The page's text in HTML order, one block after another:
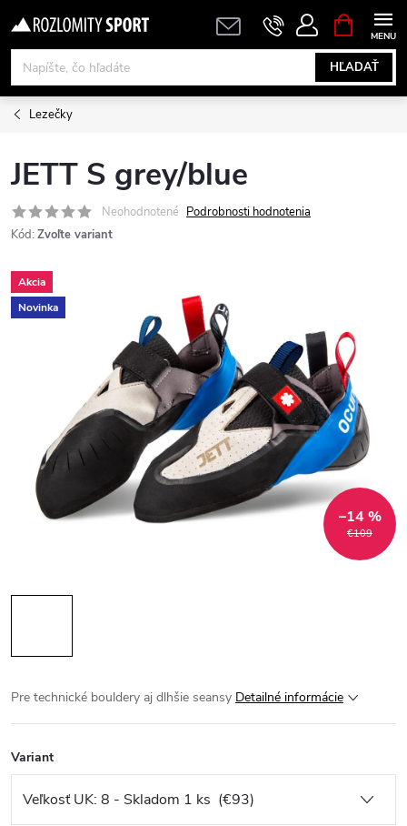
na
obsah
HĽADAŤ
KOŠÍK
Lezečky
JETT S grey/blue
Neohodnotené Podrobnosti hodnotenia
Kód: Zvoľte variant
Akcia
Novinka
€109
–14 %
Pre technické bouldery aj dlhšie seansy Detailné informácie
Variant